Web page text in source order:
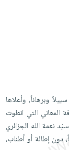
وبرهاناً، وأعلاها
المعاني التي انطوت
نعمة الله الجزائري
دون إطالة أو أطناب،